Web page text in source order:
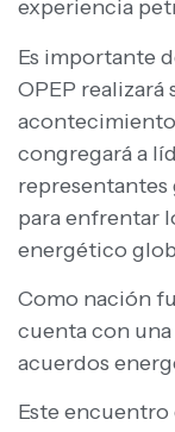
experiencia
Es importante
OPEP
congregará a
representantes
para enfrentar
energético
Como nación
cuenta con
acuerdos
Este